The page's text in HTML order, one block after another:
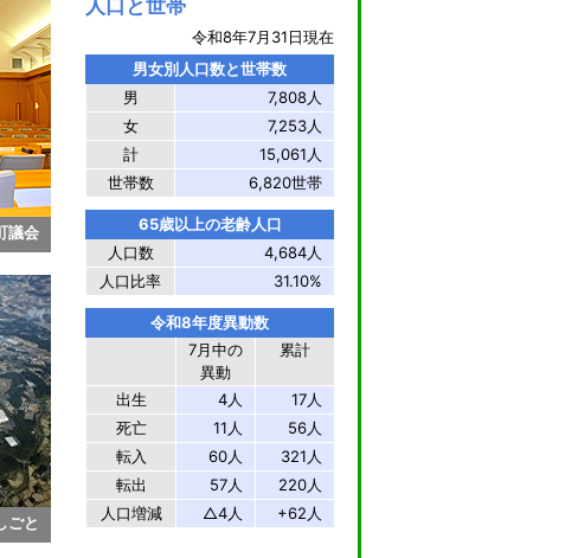
人口と世帯
令和8年7月31日現在
男女別人口数と世帯数
男
7,808人
女
7,253人
計
15,061人
世帯数
6,820世帯
65歳以上の老齢人口
人口数
4,684人
人口比率
31.10%
令和8年度異動数
7月中の
異動
累計
出生 4人
17人
死亡
11人
56人
転入
60人
321人
転出
57人
220人
人口増減
△4人 +62人
議会
ごと